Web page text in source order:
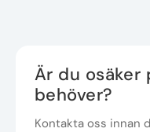
Är du osäker
behöver?
Kontakta oss innan